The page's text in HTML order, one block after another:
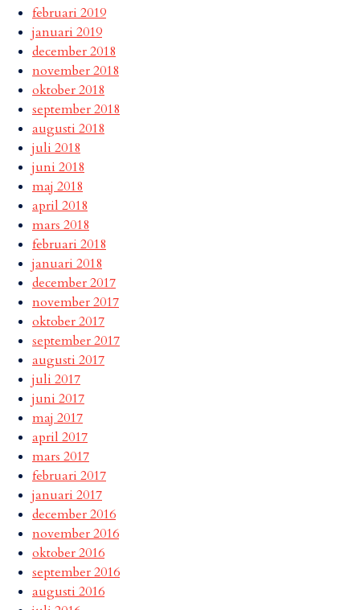
februari 2019
januari 2019
december 2018
november 2018
oktober 2018
september 2018
augusti 2018
juli 2018
juni 2018
maj 2018
april 2018
mars 2018
februari 2018
januari 2018
december 2017
november 2017
oktober 2017
september 2017
augusti 2017
juli 2017
juni 2017
maj 2017
april 2017
mars 2017
februari 2017
januari 2017
december 2016
november 2016
oktober 2016
september 2016
augusti 2016